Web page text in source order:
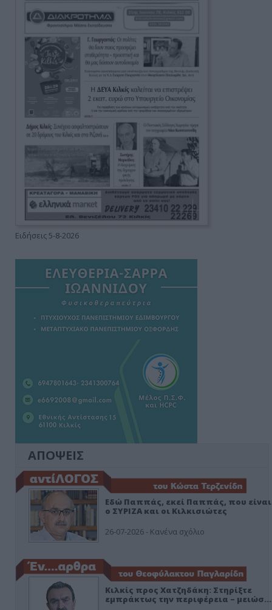
Ειδήσεις 5-8-2026
ΑΠΟΨΕΙΣ
Εδώ Παππάς, εκεί Παππάς, που είναι
ο ΣΥΡΙΖΑ και οι Κιλκισιώτες
26-07-2026 - Κανένα σχόλιο
Κιλκίς προς Χατζηδάκη: Στηρίξτε
εμπράκτως την περιφέρεια – μειώσ…